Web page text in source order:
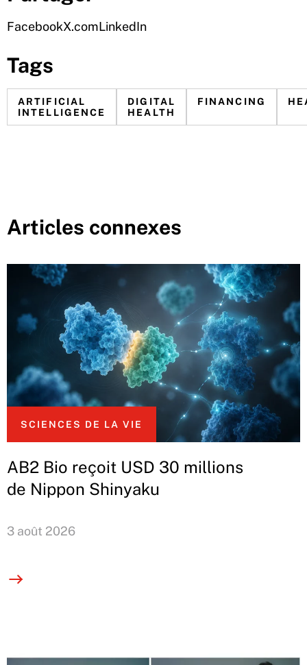
FacebookX.comLinkedIn
Tags
ARTIFICIAL
INTELLIGENCE
DIGITAL
HEALTH
FINANCING
Articles connexes
SCIENCES DE LA VIE
AB2 Bio reçoit USD 30 millions
de Nippon Shinyaku
3 août 2026